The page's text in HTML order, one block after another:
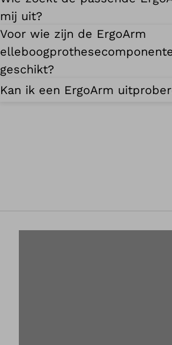
mij uit?
Voor wie zijn de ErgoArm
geschikt?
Kan ik een ErgoArm